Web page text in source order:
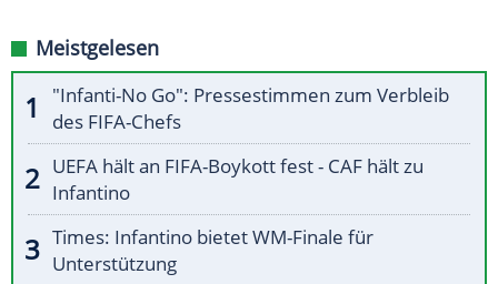
Meistgelesen
"Infanti-No Go": Pressestimmen zum Verbleib
des FIFA-Chefs
UEFA hält an FIFA-Boykott fest - CAF hält zu
Infantino
Times: Infantino bietet WM-Finale für
Unterstützung